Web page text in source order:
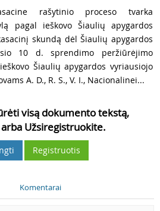
rašytinio proceso tvarka
pagal ieškovo Šiaulių apygardos
skundą dėl Šiaulių apygardos
10 d. sprendimo peržiūrėjimo
Šiaulių apygardos vyriausiojo
A. D., R. S., V. I., Nacionalinei...
visą dokumento tekstą,
Užsiregistruokite.
Registruotis
Komentarai